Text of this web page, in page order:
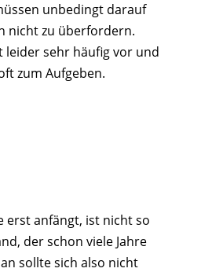
unbedingt darauf
nicht zu überfordern.
leider sehr häufig vor und
zum Aufgeben.
erst anfängt, ist nicht so
der schon viele Jahre
sollte sich also nicht